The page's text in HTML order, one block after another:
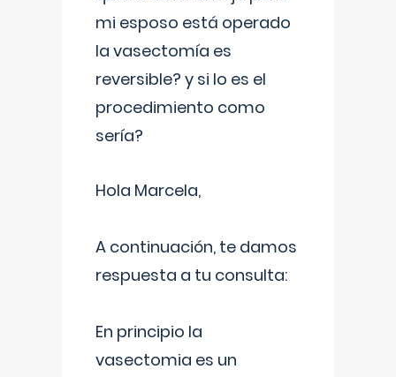
mi esposo está operado
la vasectomía es
reversible? y si lo es el
procedimiento como
sería?
Hola Marcela,
A continuación, te damos
respuesta a tu consulta:
En principio la
vasectomia es un